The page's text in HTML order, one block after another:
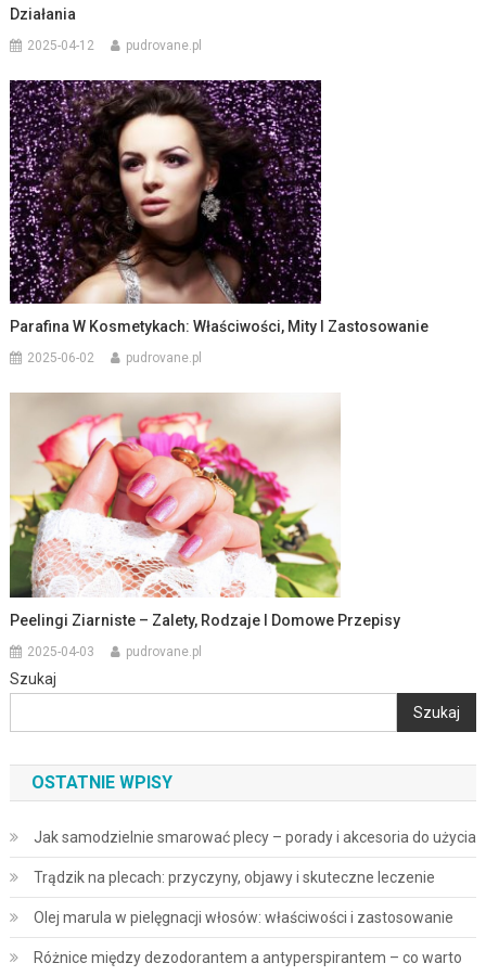
Działania
2025-04-12 pudrovane.pl
Parafina W Kosmetykach: Właściwości, Mity I Zastosowanie
2025-06-02 pudrovane.pl
Peelingi Ziarniste – Zalety, Rodzaje I Domowe Przepisy
2025-04-03 pudrovane.pl
Szukaj
Szukaj
OSTATNIE WPISY
Jak samodzielnie smarować plecy – porady i akcesoria do użycia
Trądzik na plecach: przyczyny, objawy i skuteczne leczenie
Olej marula w pielęgnacji włosów: właściwości i zastosowanie
Różnice między dezodorantem a antyperspirantem – co warto